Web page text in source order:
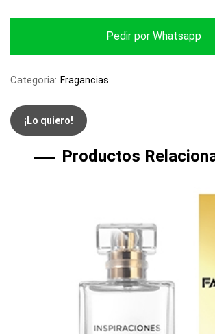
Pedir por Whatsapp
Categoria: Fragancias
¡Lo quiero!
Productos